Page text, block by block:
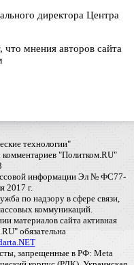
директора Центра
мнения авторов сайта
технологии"
"Политком.RU"
информации Эл № ФС77-
2017 г.
по надзору в сфере связи,
коммуникаций.
материалов сайта активная
обязательна
запрещенные в РФ: Meta